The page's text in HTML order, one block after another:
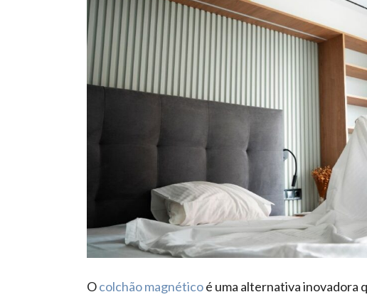
Ocolchão magnéticoé uma alternativa inovadora